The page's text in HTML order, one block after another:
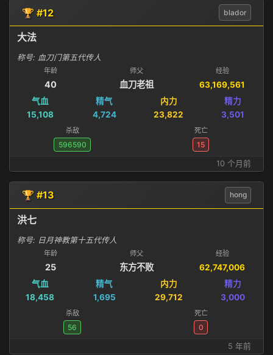
🏆 #12 blador
大法
称号: 血刀门第五代传人
年龄
40
师父
血刀老祖
经验
63,169,561
气血
15,108
精气
4,724
内力
23,822
精力
3,501
杀敌
596590
死亡
15
10 个月前
🏆 #13 hong
洪七
称号: 日月神教第十五代传人
年龄
25
师父
东方不败
经验
62,747,006
气血
18,458
精气
1,695
内力
29,712
精力
3,000
杀敌
56
死亡
0
5 年前